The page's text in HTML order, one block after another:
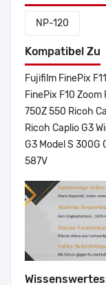
NP-120
Kompatibel Zu
Fujifilm FinePix
FinePix F10
750Z 550 Ricoh
Ricoh Caplio G3
G3 Model S 300G
587V